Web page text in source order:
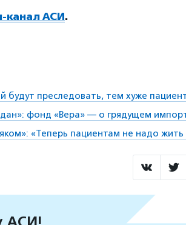
канал АСИ.
будут преследовать, тем хуже
фонд «Вера» — о грядущем
«Теперь пациентам не надо